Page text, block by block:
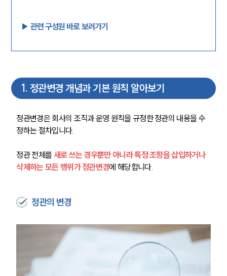
▶︎ 관련 구성원 바로 보러가기
1. 정관변경 개념과 기본 원칙 알아보기
정관변경은 회사의 조직과 운영 원칙을 규정한 정관의 내용을 수
정하는 절차입니다.
정관 전체를 새로 쓰는 경우뿐만 아니라 특정 조항을 삽입하거나
삭제하는 모든 행위가 정관변경에 해당합니다.
정관의 변경